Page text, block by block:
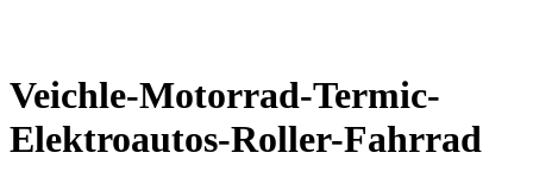
Veichle-Motorrad-Termic-
Elektroautos-Roller-Fahrrad